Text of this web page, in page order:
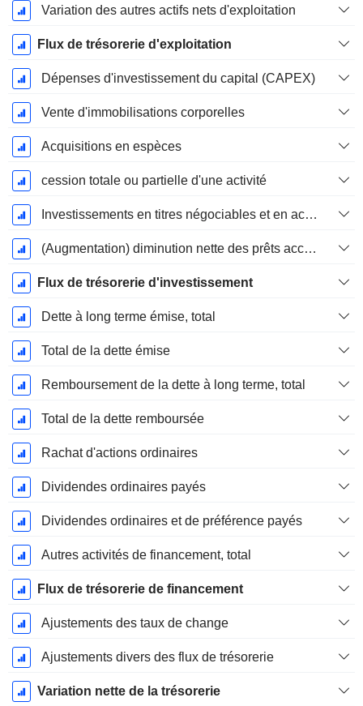
Variation des autres actifs nets d'exploitation
Flux de trésorerie d'exploitation
Dépenses d'investissement du capital (CAPEX)
Vente d'immobilisations corporelles
Acquisitions en espèces
cession totale ou partielle d'une activité
Investissements en titres négociables et en actions, total
(Augmentation) diminution nette des prêts accordés / vendus - Investissements
Flux de trésorerie d'investissement
Dette à long terme émise, total
Total de la dette émise
Remboursement de la dette à long terme, total
Total de la dette remboursée
Rachat d'actions ordinaires
Dividendes ordinaires payés
Dividendes ordinaires et de préférence payés
Autres activités de financement, total
Flux de trésorerie de financement
Ajustements des taux de change
Ajustements divers des flux de trésorerie
Variation nette de la trésorerie